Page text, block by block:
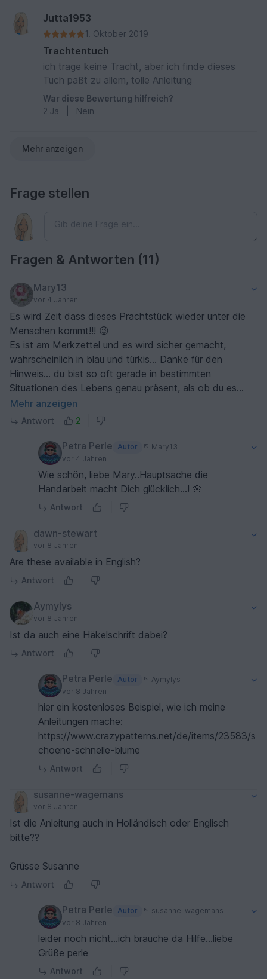
Jutta1953
1. Oktober 2019
Trachtentuch
ich trage keine Tracht, aber ich finde dieses
Tuch paßt zu allem, tolle Anleitung
War diese Bewertung hilfreich?
2 Ja Nein
Mehr anzeigen
Frage stellen
Fragen & Antworten (11)
Mary13
vor 4 Jahren
Es wird Zeit dass dieses Prachtstück wieder unter die
Menschen kommt!!! 😉
Es ist am Merkzettel und es wird sicher gemacht,
wahrscheinlich in blau und türkis... Danke für den
Hinweis... du bist so oft gerade in bestimmten
Situationen des Lebens genau präsent, als ob du es
merkst... von Herzen Danke dafür!!! 🌹
Mehr anzeigen
Antwort 2
Petra Perle Autor
Mary13
vor 4 Jahren
Wie schön, liebe Mary..Hauptsache die
Handarbeit macht Dich glücklich…! 🌸
Antwort
dawn-stewart
vor 8 Jahren
Are these available in English?
Antwort
Aymylys
vor 8 Jahren
Ist da auch eine Häkelschrift dabei?
Antwort
Petra Perle Autor
Aymylys
vor 8 Jahren
hier ein kostenloses Beispiel, wie ich meine
Anleitungen mache:
https://www.crazypatterns.net/de/items/23583/s
choene-schnelle-blume
Antwort
susanne-wagemans
vor 8 Jahren
Ist die Anleitung auch in Holländisch oder Englisch
bitte??
Grüsse Susanne
Antwort
Petra Perle Autor
susanne-wagemans
vor 8 Jahren
leider noch nicht...ich brauche da Hilfe...liebe
Grüße perle
Antwort